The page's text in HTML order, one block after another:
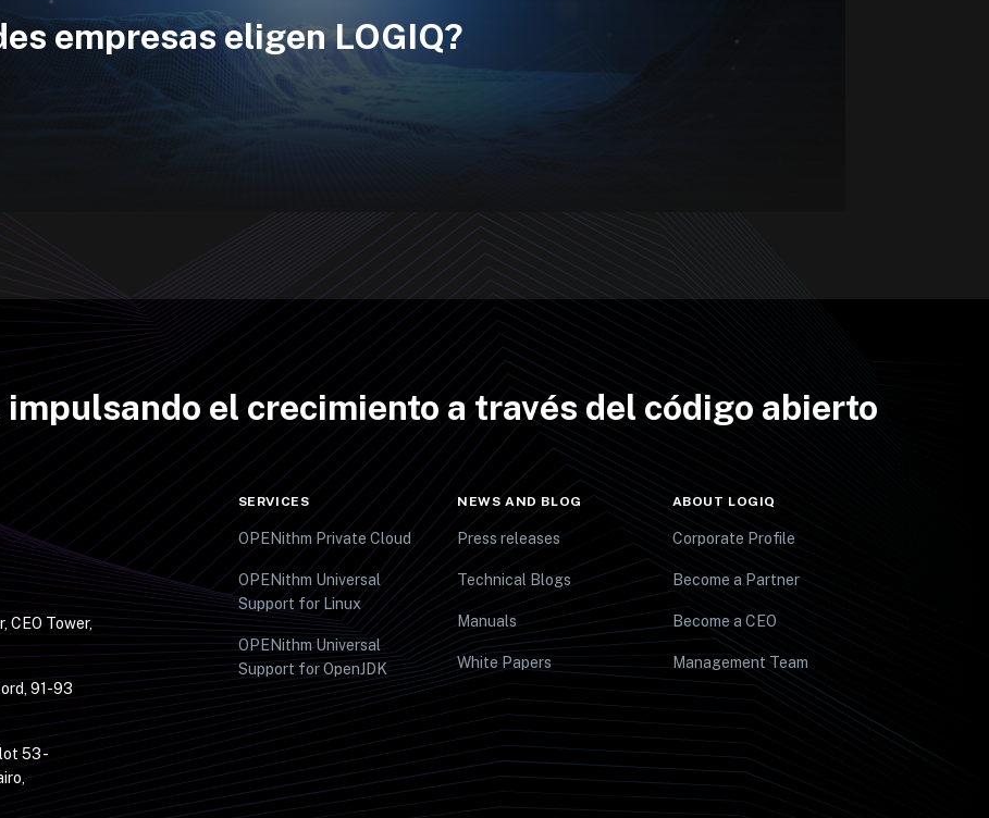
empresas eligen LOGIQ?
el crecimiento a través del código abierto
CEO Tower,
91-93
53 -
SERVICES
OPENithm Private Cloud
OPENithm Universal
Support for Linux
OPENithm Universal
Support for OpenJDK
NEWS AND BLOG
Press releases
Technical Blogs
Manuals
White Papers
ABOUT LOGIQ
Corporate Profile
Become a Partner
Become a CEO
Management Team